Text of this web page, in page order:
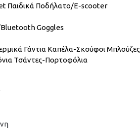
Παιδικά Ποδήλατο/E-scooter
BluetoothGoggles
Γάντια Καπέλα-Σκούφοι Μπλούζες
Τσάντες-Πορτοφόλια